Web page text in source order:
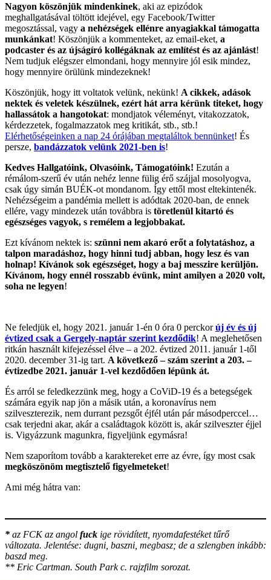
Nagyon köszönjük mindenkinek, aki az epizódok
meghallgatásával töltött idejével, egy Facebook/Twitter
megosztással, vagy a nehézségek ellénre anyagiakkal támogatta
munkánkat! Köszönjük a kommenteket, az email-eket, a
podcaster és az újságíró kollégáknak az említést és az ajánlást!
Nem tudjuk elégszer elmondani, hogy mennyire jól esik mindez,
hogy mennyire örülünk mindezeknek!
Köszönjük, hogy itt voltatok velünk, nekünk! A cikkek, adások
nektek és veletek készülnek, ezért hát arra kérünk titeket, hogy
hallassátok a hangotokat: mondjatok véleményt, vitakozzatok,
kérdezzetek, fogalmazzatok meg kritikát, stb., stb.!
Elérhetőségeinken a nap 24 órájában megtaláltok bennünket! És
persze, bandázzatok velünk 2021-ben is!
Kedves Hallgatóink, Olvasóink, Támogatóink! Ezután a
rémálom-szerű év után nehéz lenne fülig érő szájjal mosolyogva,
csak úgy simán BUÉK-ot mondanom. Így ettől most eltekintenék.
Nehézségeim a pandémia mellett is adódtak 2020-ban, de ennek
ellére, vagy mindezek után továbbra is töretlenül kitartó és
egészséges vagyok, s remélem a legjobbakat.
Ezt kívánom nektek is: szünni nem akaró erőt a folytatáshoz, a
talpon maradáshoz, hogy hinni tudj abban, hogy lesz és van
holnap! Kívánok sok egészséget, hogy a baj messzire kerüljön.
Kívánom, hogy ennél rosszabb évünk, mint amilyen a 2020 volt,
soha ne legyen!
Ne feledjük el, hogy 2021. január 1-én 0 óra 0 perckorúj év és új
évtized csak a Gergely-naptár szerint kezdődik! A meglehetősen
ritkán használt kifejezéssel élve – a 202. évtized 2011. január 1-től
2020. december 31-ig tart. A következő – szám szerint a 203. –
évtizedbe 2021. január 1-vel kezdődően lépünk át.
És arról se feledkezzünk meg, hogy a CoViD-19 és a betegségek
számára egyik nap jön a másik után, a koronavírus nem
szilveszterezik, nem durrant pezsgőt éjfél után pár másodperccel…
csak terjedni akar, akár a családtagok között is, akár szilveszter éjjel
is. Vigyázzunk magunkra, figyeljünk egymásra!
Nem szaporítom tovább a karaktereket erre az évre, így most csak
megköszönöm megtisztelő figyelmeteket!
Ami még hátra van:
* az FCK az angol fuck ige rövidített, nyomdafestéket tűrő
változata. Jelentése: dugni, baszni, megbasz; de a szlengben inkább:
baszd meg.
** Eric Cartman. South Park c. rajzfilm sorozat.